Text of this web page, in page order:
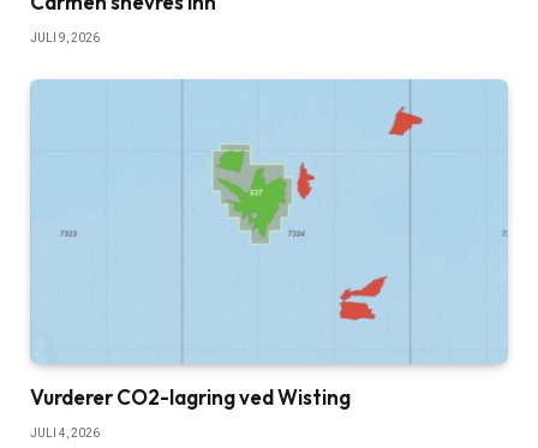
JULI 9, 2026
Vurderer CO2-lagring ved Wisting
JULI 4, 2026